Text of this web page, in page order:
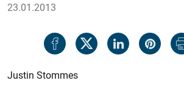
23.01.2013
Justin Stommes